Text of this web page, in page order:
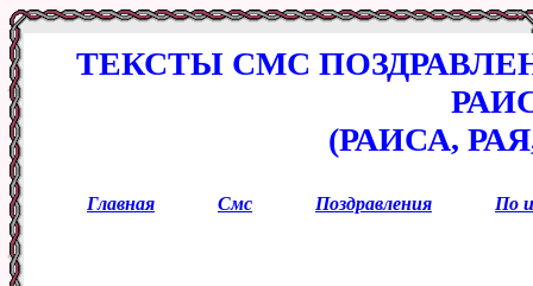
ТЕКСТЫ СМС
(РАИСА,
Главная Смс Поздравления По